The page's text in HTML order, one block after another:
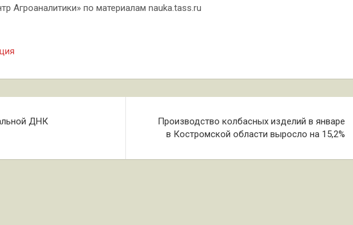
Агроаналитики» по материалам nauka.tass.ru
ДНК
Производство колбасных изделий в январе
в Костромской области выросло на 15,2%